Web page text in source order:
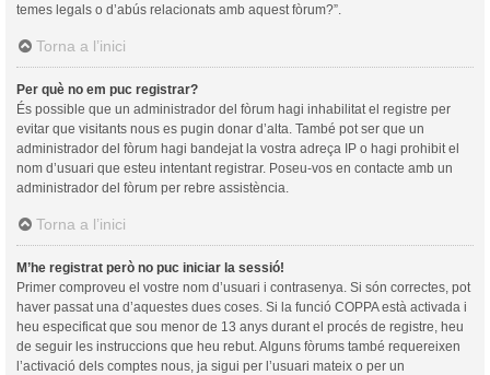
temes legals o d’abús relacionats amb aquest fòrum?”.
Torna a l’inici
Per què no em puc registrar?
És possible que un administrador del fòrum hagi inhabilitat el registre per
evitar que visitants nous es pugin donar d’alta. També pot ser que un
administrador del fòrum hagi bandejat la vostra adreça IP o hagi prohibit el
nom d’usuari que esteu intentant registrar. Poseu-vos en contacte amb un
administrador del fòrum per rebre assistència.
Torna a l’inici
M’he registrat però no puc iniciar la sessió!
Primer comproveu el vostre nom d’usuari i contrasenya. Si són correctes, pot
haver passat una d’aquestes dues coses. Si la funció COPPA està activada i
heu especificat que sou menor de 13 anys durant el procés de registre, heu
de seguir les instruccions que heu rebut. Alguns fòrums també requereixen
l’activació dels comptes nous, ja sigui per l’usuari mateix o per un